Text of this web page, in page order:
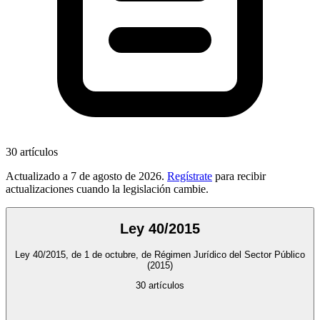
30 artículos
Actualizado a 7 de agosto de 2026. Regístrate para recibir
actualizaciones cuando la legislación cambie.
Ley 40/2015
Ley 40/2015, de 1 de octubre, de Régimen Jurídico del Sector Público
(2015)
30 artículos